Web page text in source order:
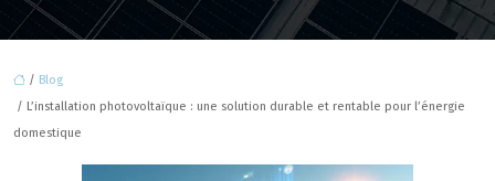
/ Blog
/ L’installation photovoltaïque : une solution durable et rentable pour l’énergie
domestique